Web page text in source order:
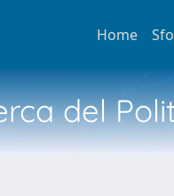
Home
del